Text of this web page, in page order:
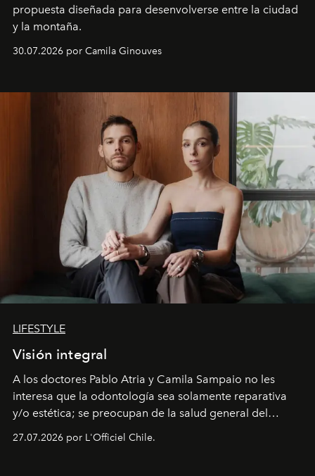
propuesta diseñada para desenvolverse entre la ciudad
y la montaña.
30.07.2026 por Camila Ginouves
LIFESTYLE
Visión integral
A los doctores Pablo Atria y Camila Sampaio no les
interesa que la odontología sea solamente reparativa
y/o estética; se preocupan de la salud general del
paciente y entienden la prevención como una arista
intransable.
27.07.2026 por L'Officiel Chile.